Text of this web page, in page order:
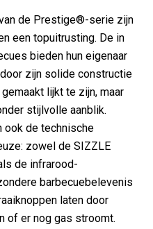
de Prestige®-serie zijn
een topuitrusting. De in
bieden hun eigenaar
zijn solide constructie
lijkt te zijn, maar
stijlvolle aanblik.
ook de technische
zowel de SIZZLE
de infrarood-
barbecuebelevenis
laten door
of er nog gas stroomt.